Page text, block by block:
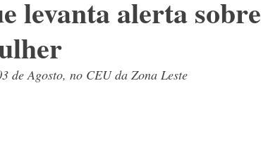
levanta alerta sobre
de Agosto, no CEU da Zona Leste